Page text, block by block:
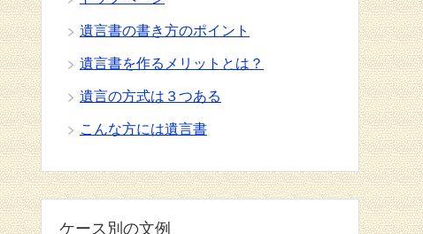
遺言書の書き方のポイント
遺言書を作るメリットとは？
遺言の方式は３つある
こんな方には遺言書
ケース別の文例